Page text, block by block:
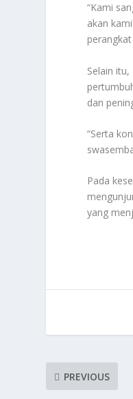
“Kami
akan
Selain
dan
“Serta
Pada
yang
PREVIOUS